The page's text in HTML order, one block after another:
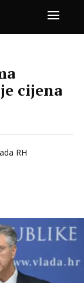
cijena
RH